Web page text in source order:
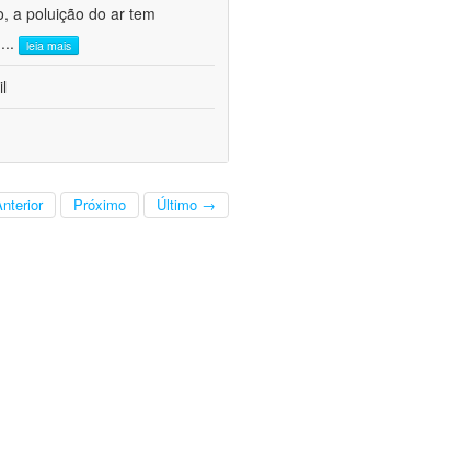
a poluição do ar tem
... leia mais
Próximo Último →